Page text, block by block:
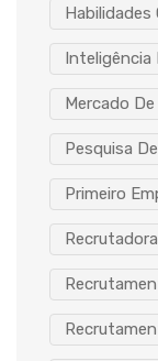
Inteligência
Mercado
Pesquisa
Primeiro